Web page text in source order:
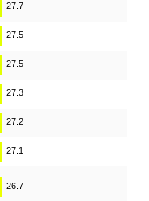
27.7
27.5
27.5
27.3
27.2
27.1
26.7